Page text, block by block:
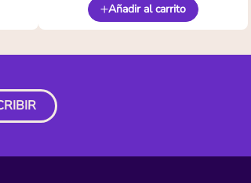
Añadir al carrito